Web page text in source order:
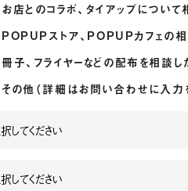
お店とのコラボ、タイアップについて
POPUPストア、POPUPカフェの相
冊子、フライヤーなどの配布を相談し
その他（詳細はお問い合わせに入力